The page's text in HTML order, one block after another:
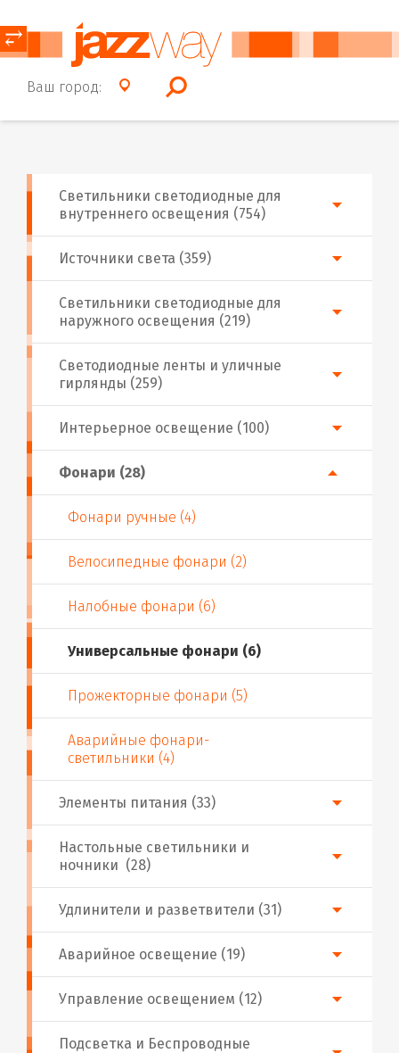
Ваш город:
⥂
Фонари (28)
Фонари ручные (4)
Велосипедные фонари (2)
Налобные фонари (6)
Универсальные фонари (6)
Прожекторные фонари (5)
Аварийные фонари-
светильники (4)
Аварийное освещение (19)
Настольные светильники и
ночники (28)
Подсветка и Беспроводные
Интерьерное освещение (100)
Источники света (359)
Светодиодные ленты и уличные
гирлянды (259)
Светильники светодиодные для
внутреннего освещения (754)
Светильники светодиодные для
наружного освещения (219)
Удлинители и разветвители (31)
Управление освещением (12)
Элементы питания (33)